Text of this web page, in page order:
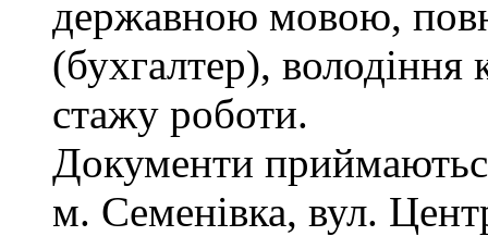
державною мовою,
(бухгалтер),
стажу роботи.
Документи
м. Семенівка, вул.